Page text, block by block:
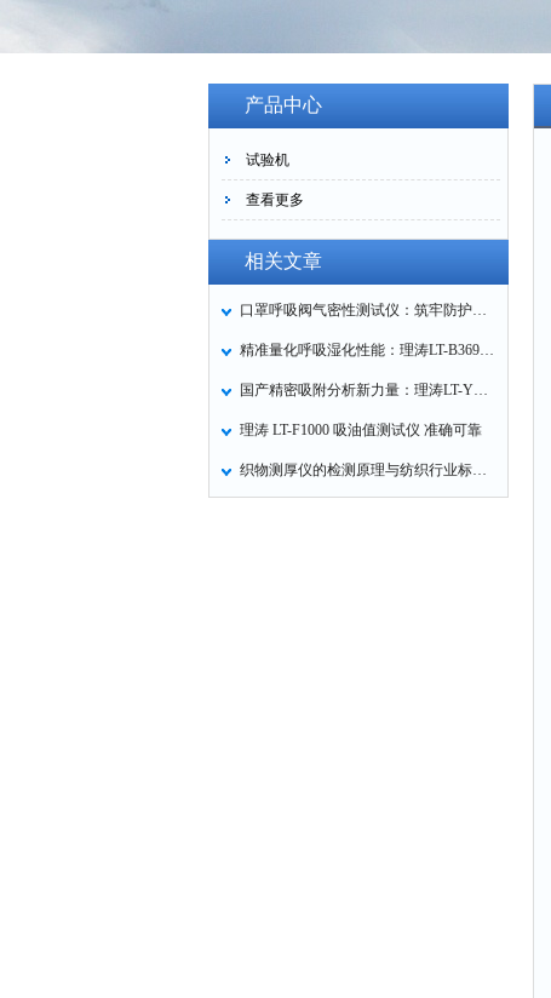
产品中心
试验机
查看更多
相关文章
口罩呼吸阀气密性测试仪：筑牢防护口罩的质量关卡
精准量化呼吸湿化性能：理涛LT-B369湿化器数据采集装置技术解析
国产精密吸附分析新力量：理涛LT-Y019A全自动高压吸附仪的性能与应用解析
理涛 LT-F1000 吸油值测试仪 准确可靠
织物测厚仪的检测原理与纺织行业标准化应用